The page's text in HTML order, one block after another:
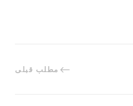
مطلب قبلی